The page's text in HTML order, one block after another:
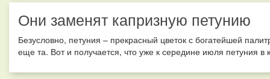
Они заменят капризную петунию
Безусловно, петуния – прекрасный цветок с богатейшей
еще та. Вот и получается, что уже к середине июля петуния